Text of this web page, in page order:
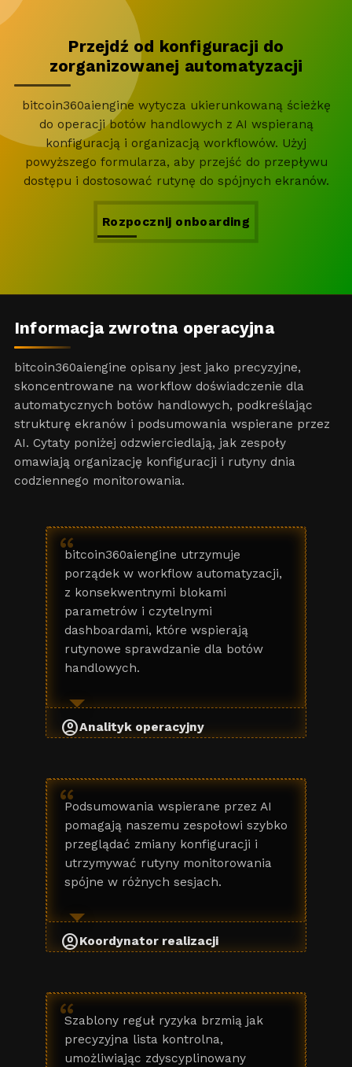
Przejdź od konfiguracji do
zorganizowanej automatyzacji
bitcoin360aiengine wytycza ukierunkowaną ścieżkę
do operacji botów handlowych z AI wspieraną
konfiguracją i organizacją workflowów. Użyj
powyższego formularza, aby przejść do przepływu
dostępu i dostosować rutynę do spójnych ekranów.
Rozpocznij onboarding
Informacja zwrotna operacyjna
bitcoin360aiengine opisany jest jako precyzyjne,
skoncentrowane na workflow doświadczenie dla
automatycznych botów handlowych, podkreślając
strukturę ekranów i podsumowania wspierane przez
AI. Cytaty poniżej odzwierciedlają, jak zespoły
omawiają organizację konfiguracji i rutyny dnia
codziennego monitorowania.
“
bitcoin360aiengine utrzymuje
porządek w workflow automatyzacji,
z konsekwentnymi blokami
parametrów i czytelnymi
dashboardami, które wspierają
rutynowe sprawdzanie dla botów
handlowych.
account_circleAnalityk operacyjny
“
Podsumowania wspierane przez AI
pomagają naszemu zespołowi szybko
przeglądać zmiany konfiguracji i
utrzymywać rutyny monitorowania
spójne w różnych sesjach.
account_circleKoordynator realizacji
“
Szablony reguł ryzyka brzmią jak
precyzyjna lista kontrolna,
umożliwiając zdyscyplinowany